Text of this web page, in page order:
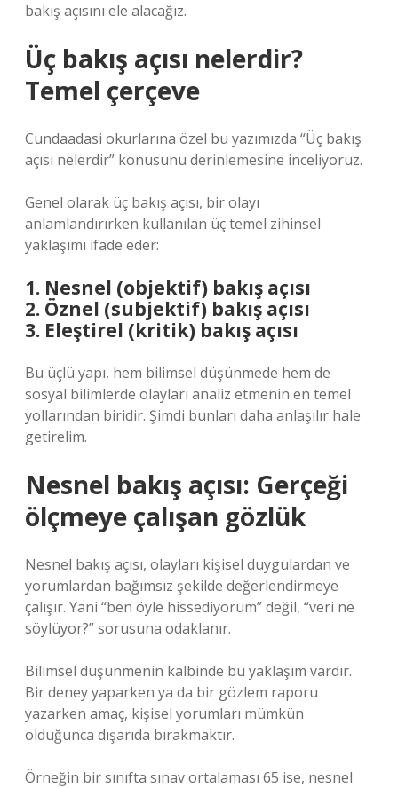
bakış açısını ele alacağız.
Üç bakış açısı nelerdir?
Temel çerçeve
Cundaadasi okurlarına özel bu yazımızda “Üç bakış
açısı nelerdir” konusunu derinlemesine inceliyoruz.
Genel olarak üç bakış açısı, bir olayı
anlamlandırırken kullanılan üç temel zihinsel
yaklaşımı ifade eder:
1. Nesnel (objektif) bakış açısı
2. Öznel (subjektif) bakış açısı
3. Eleştirel (kritik) bakış açısı
Bu üçlü yapı, hem bilimsel düşünmede hem de
sosyal bilimlerde olayları analiz etmenin en temel
yollarından biridir. Şimdi bunları daha anlaşılır hale
getirelim.
Nesnel bakış açısı: Gerçeği
ölçmeye çalışan gözlük
Nesnel bakış açısı, olayları kişisel duygulardan ve
yorumlardan bağımsız şekilde değerlendirmeye
çalışır. Yani “ben öyle hissediyorum” değil, “veri ne
söylüyor?” sorusuna odaklanır.
Bilimsel düşünmenin kalbinde bu yaklaşım vardır.
Bir deney yaparken ya da bir gözlem raporu
yazarken amaç, kişisel yorumları mümkün
olduğunca dışarıda bırakmaktır.
Örneğin bir sınıfta sınav ortalaması 65 ise, nesnel